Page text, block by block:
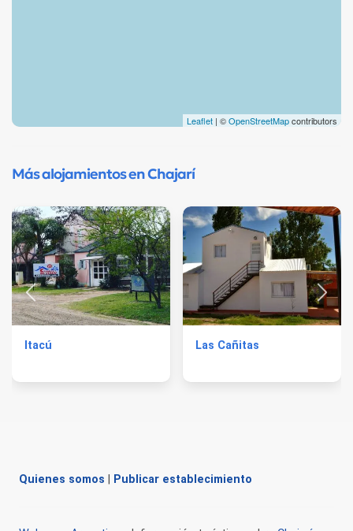
Leaflet | ©OpenStreetMapcontributors
Más alojamientos en Chajarí
Itacú Las Cañitas
Quienes somos Publicar establecimiento